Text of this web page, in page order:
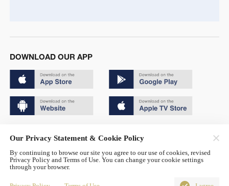
DOWNLOAD OUR APP
京公网安备 11010502050052号
Disinformation report hotline: 010-85061466
Our Privacy Statement & Cookie Policy
By continuing to browse our site you agree to our use of cookies, revised
Privacy Policy and Terms of Use. You can change your cookie settings
through your browser.